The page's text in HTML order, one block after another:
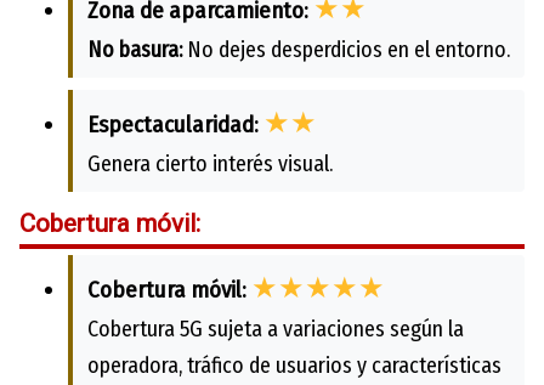
Zona de aparcamiento: ★★
No basura:No dejes desperdicios en el entorno.
Espectacularidad: ★★
Genera cierto interés visual.
Cobertura móvil:
Cobertura móvil: ★★★★★
Cobertura 5G sujeta a variaciones según la
operadora, tráfico de usuarios y características